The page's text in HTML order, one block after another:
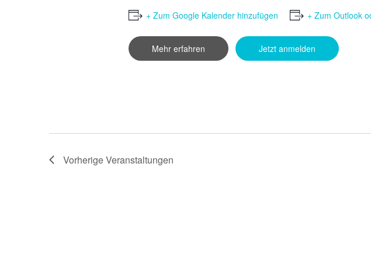
+ Zum Google Kalender hinzufügen
+ Zum Outlook
Mehr erfahren Jetzt anmelden
VorherigeVeranstaltungen